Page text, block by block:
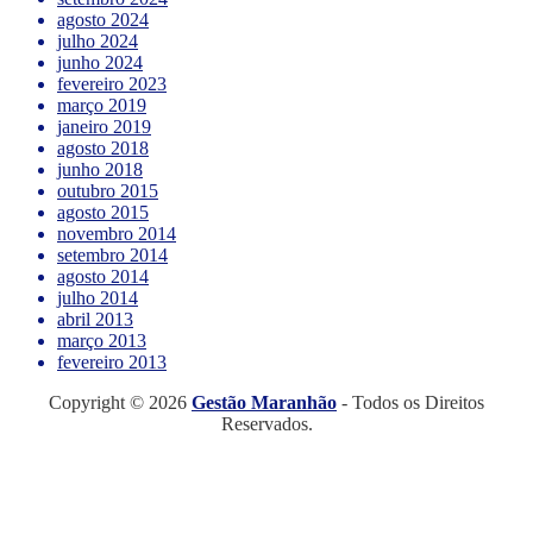
agosto 2024
julho 2024
junho 2024
fevereiro 2023
março 2019
janeiro 2019
agosto 2018
junho 2018
outubro 2015
agosto 2015
novembro 2014
setembro 2014
agosto 2014
julho 2014
abril 2013
março 2013
fevereiro 2013
Copyright © 2026 Gestão Maranhão - Todos os Direitos
Reservados.